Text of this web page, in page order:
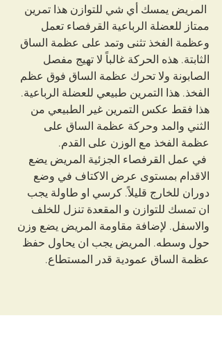
المريض يمسك أي شي للتوازن هذا تمرين
ممتاز للعضلة الرباعية القرفصاء تعمل
وعظمة الفخذ تثنى وتمد على عظمة الساق
الثابتة. هذه الحركة غالباً لا تهيج مفصل
الصابونة ولا تحرك عظمة الساق فوق عظم
الفخذ. هذا التمرين طبيعي للعضلة الرباعية.
هذا فقط عكس التمرين غير الطبيعي من
الثني والمد وحركة عظمة الساق على
عظمة الفخذ مع الوزن على القدم.
في عمل القرفصاء الجزئية المريض يضع
الاقدام بمستوى عرض الاكتاف في وضع
دوران للخارج قليلاً. كرسي او طاولة يجب
ان تمسك للتوازن و المقعدة تنزل للخلف
والاسفل. لإضافة مقاومة المريض يضع وزن
حول وسطه. المريض يجب ان يحاول حفظ
عظمة الساق عمودية قدر المستطاع.